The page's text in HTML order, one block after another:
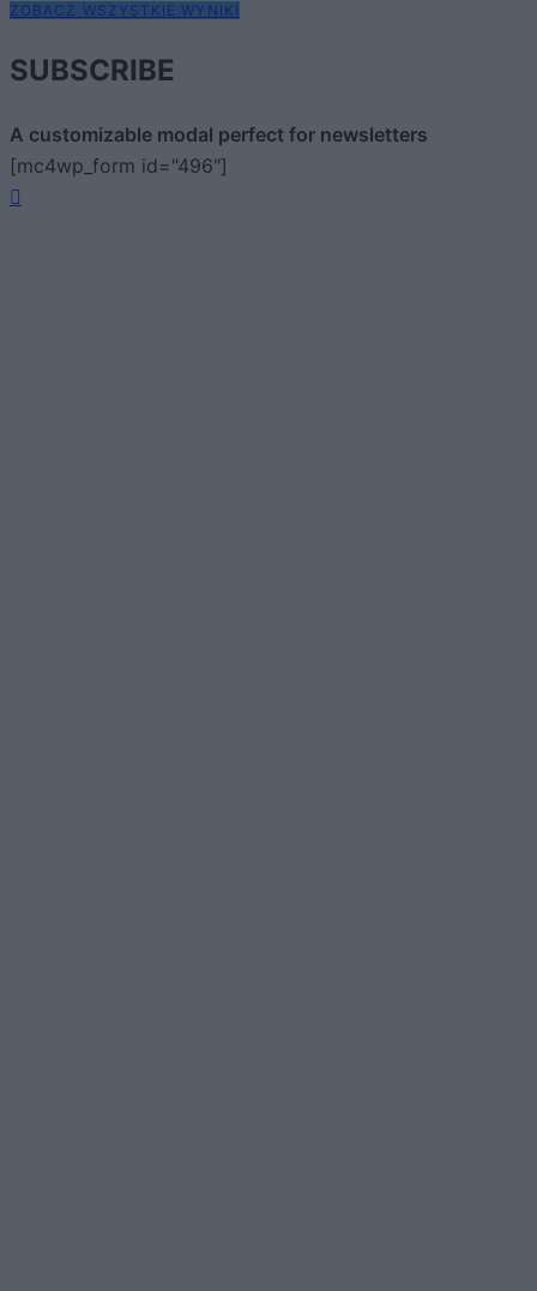
ZOBACZ WSZYSTKIE WYNIKI
SUBSCRIBE
A customizable modal perfect for newsletters
[mc4wp_form id="496"]